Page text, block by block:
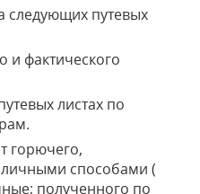
следующих путевых
и фактического
листах по
горючего,
способами (
полученного по